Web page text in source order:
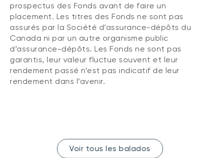
prospectus des Fonds avant de faire un
placement. Les titres des Fonds ne sont pas
assurés par la Société d’assurance-dépôts du
Canada ni par un autre organisme public
d’assurance-dépôts. Les Fonds ne sont pas
garantis, leur valeur fluctue souvent et leur
rendement passé n’est pas indicatif de leur
rendement dans l’avenir.
Voir tous les balados